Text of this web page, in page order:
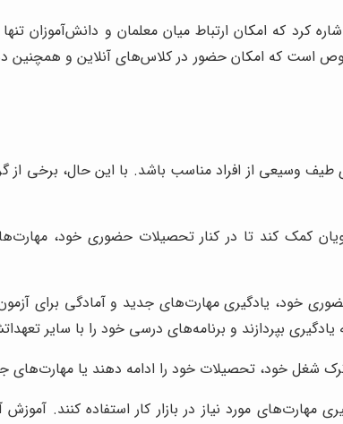
کرد که امکان ارتباط میان معلمان و دانش‌آموزان
است که امکان حضور در کلاس‌های آنلاین و همچنین
وسیعی از افراد مناسب باشد. با این حال، برخی از
کمک کند تا در کنار تحصیلات حضوری خود،
خود، یادگیری مهارت‌های جدید و آمادگی برای
بپردازند و برنامه‌های درسی خود را با سایر
شغل خود، تحصیلات خود را ادامه دهند یا مهارت‌های
مهارت‌های مورد نیاز در بازار کار استفاده کنند.